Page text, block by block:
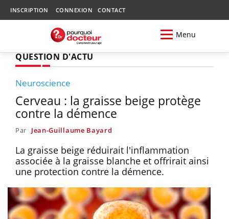
INSCRIPTION CONNEXION CONTACT
Menu
QUESTION D'ACTU
Neuroscience
Cerveau : la graisse beige protège
contre la démence
Par Jean-Guillaume Bayard
La graisse beige réduirait l'inflammation
associée à la graisse blanche et offrirait ainsi
une protection contre la démence.